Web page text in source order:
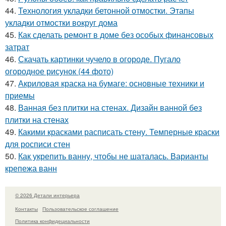
44. Технология укладки бетонной отмостки. Этапы
укладки отмостки вокруг дома
45. Как сделать ремонт в доме без особых финансовых
затрат
46. Скачать картинки чучело в огороде. Пугало
огородное рисунок (44 фото)
47. Акриловая краска на бумаге: основные техники и
приемы
48. Ванная без плитки на стенах. Дизайн ванной без
плитки на стенах
49. Какими красками расписать стену. Темперные краски
для росписи стен
50. Как укрепить ванну, чтобы не шаталась. Варианты
крепежа ванн
© 2026 Детали интерьера
Контакты
Пользовательское соглашение
Политика конфидециальности